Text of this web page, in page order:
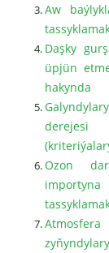
Aw
Daşky
üpjün
hakynda
derejesi
Ozon